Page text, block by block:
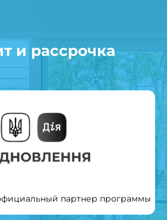
и рассрочка
партнер программы